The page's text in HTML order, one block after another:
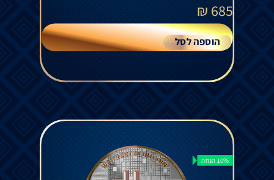
685
₪
הוספה לסל
10% הנחה